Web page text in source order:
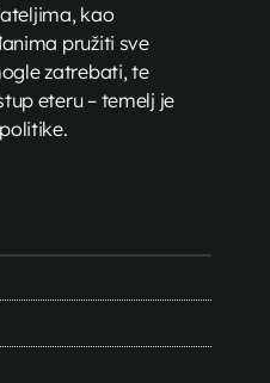
kao
pružiti sve
zatrebati, te
eteru – temelj je